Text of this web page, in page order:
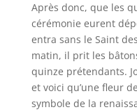
Après donc, que les
cérémonie eurent
entra sans le Saint
matin, il prit les
quinze prétendants.
et voici qu’une fleur
symbole de la